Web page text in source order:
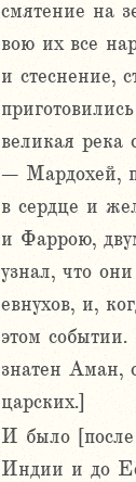
смятение на
вою их все
и стеснение,
великая река
– Мардохей,
в сердце и
и Фаррою,
узнал, что
евнухов, и,
этом
знатен Аман,
царских.]
И было [после
Индии и до